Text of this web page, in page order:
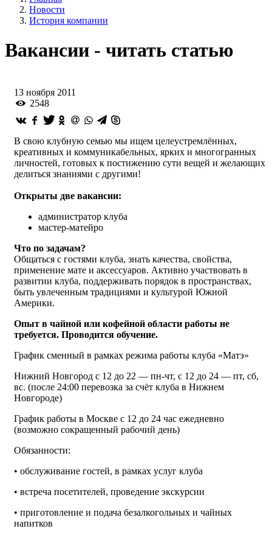
Новости
История компании
Вакансии - читать статью
13 ноября 2011
2548
В свою клубную семью мы ищем целеустремлённых,
креативных и коммуникабельных, ярких и многогранных
личностей, готовых к постижению сути вещей и желающих
делиться знаниями с другими!
Открыты две вакансии:
администратор клуба
мастер-матейро
Что по задачам?
Общаться с гостями клуба, знать качества, свойства,
применение мате и аксессуаров. Активно участвовать в
развитии клуба, поддерживать порядок в пространствах,
быть увлеченным традициями и культурой Южной
Америки.
Опыт в чайной или кофейной области работы не
требуется. Проводится обучение.
График сменный в рамках режима работы клуба «Матэ»
Нижний Новгород с 12 до 22 — пн-чт, с 12 до 24 — пт, сб,
вс. (после 24:00 перевозка за счёт клуба в Нижнем
Новгороде)
График работы в Москве с 12 до 24 час ежедневно
(возможно сокращенный рабочий день)
Обязанности:
• обслуживание гостей, в рамках услуг клуба
• встреча посетителей, проведение экскурсии
• приготовление и подача безалкогольных и чайных
напитков